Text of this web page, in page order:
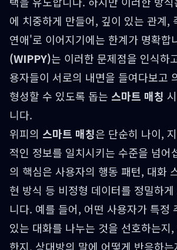
에 치중하게 만들어, 깊이 있는 관계,
연애'로 이어지기에는 한계가 명확합
(WIPPY)는 이러한 문제점을 인식하
용자들이 서로의 내면을 들여다보고
형성할 수 있도록 돕는 스마트 매칭
니다.
위피의 스마트 매칭은 단순히 나이,
적인 정보를 일치시키는 수준을 넘어
의 핵심은 사용자의 행동 패턴, 대화
현 방식 등 비정형 데이터를 정밀하
니다. 예를 들어, 어떤 사용자가 특정
있는 대화를 나누는 것을 선호하는지
한지, 상대방의 말에 어떻게 반응하